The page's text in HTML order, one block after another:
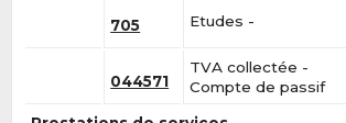
705 Etudes -
044571
TVA collectée -
Compte de passif